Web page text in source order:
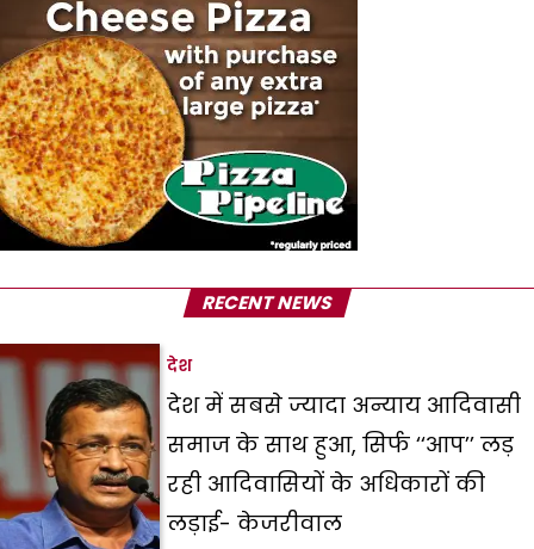
RECENT NEWS
देश
देश में सबसे ज्यादा अन्याय आदिवासी
समाज के साथ हुआ, सिर्फ ‘‘आप’’ लड़
रही आदिवासियों के अधिकारों की
लड़ाई- केजरीवाल